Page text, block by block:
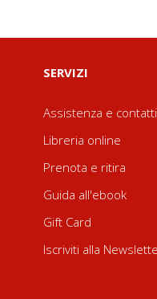
SERVIZI
Assistenza e contatti
Libreria online
Prenota e ritira
Guida all'ebook
Gift Card
Iscriviti alla